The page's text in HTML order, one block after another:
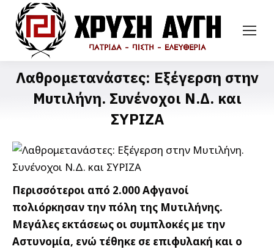
Λαθρομετανάστες: Εξέγερση στην
Μυτιλήνη. Συνένοχοι Ν.Δ. και
ΣΥΡΙΖΑ
Περισσότεροι από 2.000 Αφγανοί
πολιόρκησαν την πόλη της Μυτιλήνης.
Μεγάλες εκτάσεως οι συμπλοκές με την
Αστυνομία, ενώ τέθηκε σε επιφυλακή και ο